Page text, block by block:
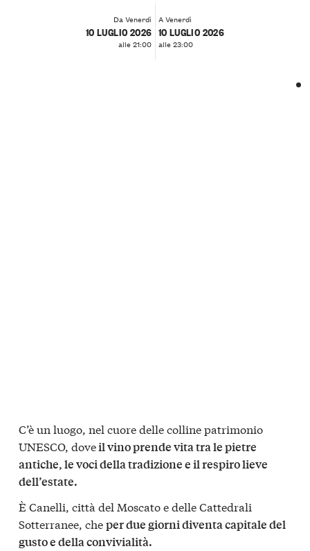
Da Venerdì
10 LUGLIO 2026
alle 21:00
A Venerdì
10 LUGLIO 2026
alle 23:00
C’è un luogo, nel cuore delle colline patrimonio
UNESCO, doveil vino prende vita tra le pietre
antiche, le voci della tradizione e il respiro lieve
dell’estate.
È Canelli, città del Moscato e delle Cattedrali
Sotterranee, cheper due giorni diventa capitale del
gusto e della convivialità.